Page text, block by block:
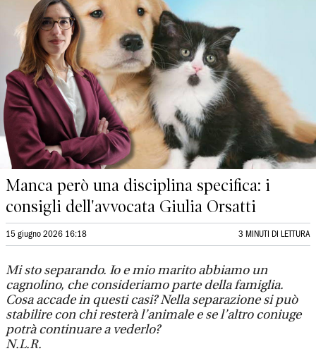
Manca però una disciplina specifica: i
consigli dell'avvocata Giulia Orsatti
15 giugno 2026 16:18 3 MINUTI DI LETTURA
Mi sto separando. Io e mio marito abbiamo un
cagnolino, che consideriamo parte della famiglia.
Cosa accade in questi casi? Nella separazione si può
stabilire con chi resterà l’animale e se l’altro coniuge
potrà continuare a vederlo?
N.L.R.